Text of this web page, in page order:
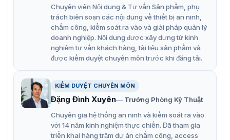
Địa chỉ cung cấp bộ lưu điện Dosan
chính hãng
Mua bộ lưu điện Dosan Smart PC-2000 chính hãng, chất
lượng tại Vietnamsmart. Chúng tôi là đơn vị có hơn 10
năm làm việc về các thiết bị an ninh công nghệ. Là đơn
vị thi công tại nhiều dự án lớn nhỏ trên cả nước nhận
được nhiều sự tin tưởng của khách hàng. Thế nên, mỗi
sản phẩm chúng tôi cung cấp đều được đảm bảo về cả
chất lượng với mức giá tốt nhất.
Mọi thắc mắc về thiết bị lưu điện liên hệ ngay với
VietnamSmart. Nhận thêm nhiều tư vấn miễn phí, báo
Chuyên viên Nội dung & Tư vấn Sản phẩm, phụ
trách biên soạn các nội dung về thiết bị an ninh,
chấm công, kiểm soát ra vào và giải pháp quản lý
doanh nghiệp. Nội dung được xây dựng từ kinh
nghiệm tư vấn khách hàng, tài liệu sản phẩm và
được kiểm duyệt chuyên môn trước khi đăng tải.
KIỂM DUYỆT CHUYÊN MÔN
Đặng Đình Xuyên
Trưởng Phòng Kỹ Thuật
Chuyên gia hệ thống an ninh và kiểm soát ra vào
với 14 năm kinh nghiệm thực chiến. Đã tham gia
triển khai hàng trăm dự án chấm công, access